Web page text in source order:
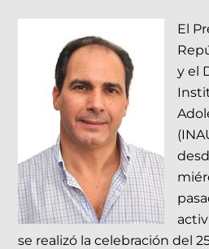
El
y el
se realizó la celebración del